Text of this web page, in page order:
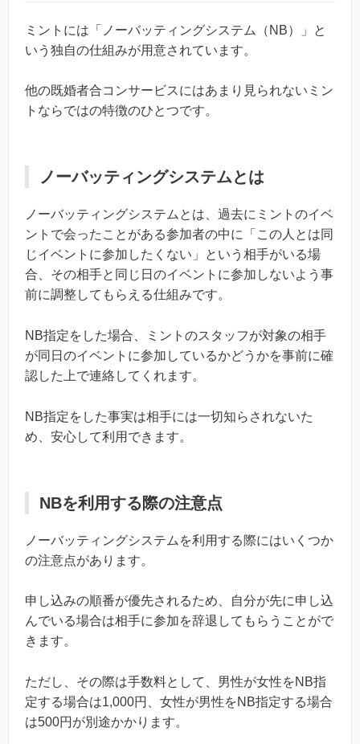
ミントには「ノーバッティングシステム（NB）」と
いう独自の仕組みが用意されています。
他の既婚者合コンサービスにはあまり見られないミン
トならではの特徴のひとつです。
ノーバッティングシステムとは
ノーバッティングシステムとは、過去にミントのイベ
ントで会ったことがある参加者の中に「この人とは同
じイベントに参加したくない」という相手がいる場
合、その相手と同じ日のイベントに参加しないよう事
前に調整してもらえる仕組みです。
NB指定をした場合、ミントのスタッフが対象の相手
が同日のイベントに参加しているかどうかを事前に確
認した上で連絡してくれます。
NB指定をした事実は相手には一切知らされないた
め、安心して利用できます。
NBを利用する際の注意点
ノーバッティングシステムを利用する際にはいくつか
の注意点があります。
申し込みの順番が優先されるため、自分が先に申し込
んでいる場合は相手に参加を辞退してもらうことがで
きます。
ただし、その際は手数料として、男性が女性をNB指
定する場合は1,000円、女性が男性をNB指定する場合
は500円が別途かかります。